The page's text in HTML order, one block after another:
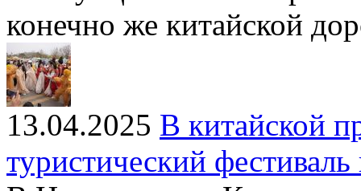
конечно же китайской
13.04.2025 В китайской
туристический